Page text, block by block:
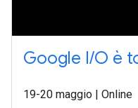
Google I/O è
19-20 maggio | Online